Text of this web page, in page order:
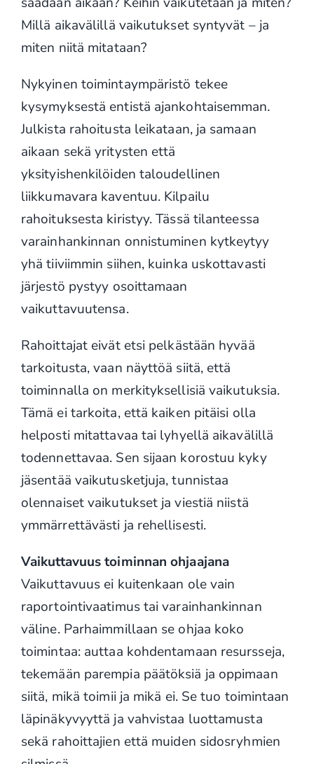
Millä aikavälillä vaikutukset syntyvät – ja
miten niitä mitataan?
Nykyinen toimintaympäristö tekee
kysymyksestä entistä ajankohtaisemman.
Julkista rahoitusta leikataan, ja samaan
aikaan sekä yritysten että
yksityishenkilöiden taloudellinen
liikkumavara kaventuu. Kilpailu
rahoituksesta kiristyy. Tässä tilanteessa
varainhankinnan onnistuminen kytkeytyy
yhä tiiviimmin siihen, kuinka uskottavasti
järjestö pystyy osoittamaan
vaikuttavuutensa.
Rahoittajat eivät etsi pelkästään hyvää
tarkoitusta, vaan näyttöä siitä, että
toiminnalla on merkityksellisiä vaikutuksia.
Tämä ei tarkoita, että kaiken pitäisi olla
helposti mitattavaa tai lyhyellä aikavälillä
todennettavaa. Sen sijaan korostuu kyky
jäsentää vaikutusketjuja, tunnistaa
olennaiset vaikutukset ja viestiä niistä
ymmärrettävästi ja rehellisesti.
Vaikuttavuus toiminnan ohjaajana
Vaikuttavuus ei kuitenkaan ole vain
raportointivaatimus tai varainhankinnan
väline. Parhaimmillaan se ohjaa koko
toimintaa: auttaa kohdentamaan resursseja,
tekemään parempia päätöksiä ja oppimaan
siitä, mikä toimii ja mikä ei. Se tuo toimintaan
läpinäkyvyyttä ja vahvistaa luottamusta
sekä rahoittajien että muiden sidosryhmien